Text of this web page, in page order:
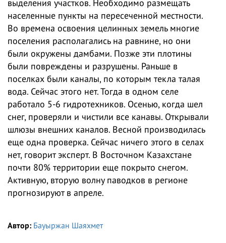
выделения участков. Необходимо размещать
населенные пункты на пересеченной местности.
Во времена освоения целинных земель многие
поселения располагались на равнине, но они
были окружены дамбами. Позже эти плотины
были повреждены и разрушены. Раньше в
поселках были каналы, по которым текла талая
вода. Сейчас этого нет. Тогда в одном селе
работало 5-6 гидротехников. Осенью, когда шел
снег, проверяли и чистили все канавы. Открывали
шлюзы внешних каналов. Весной производилась
еще одна проверка. Сейчас ничего этого в селах
нет, говорит эксперт. В Восточном Казахстане
почти 80% территории еще покрыто снегом.
Активную, вторую волну паводков в регионе
прогнозируют в апреле.
Автор: Бауыржан Шаяхмет